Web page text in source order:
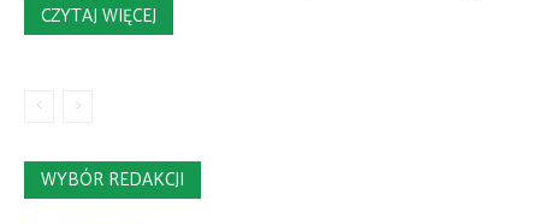
CZYTAJ WIĘCEJ
WYBÓR REDAKCJI